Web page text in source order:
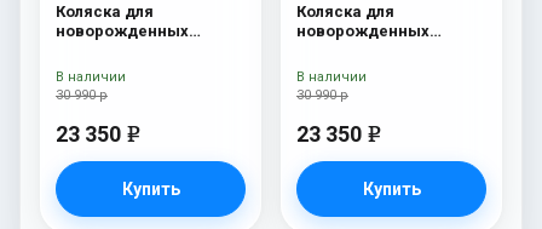
Коляска для
новорожденных
White) Red Lux
30 990 р
23 350 e
Купить
В наличии
Коляска для
новорожденных
White) Borduex
30 990 р
23 350 e
Купить
В наличии